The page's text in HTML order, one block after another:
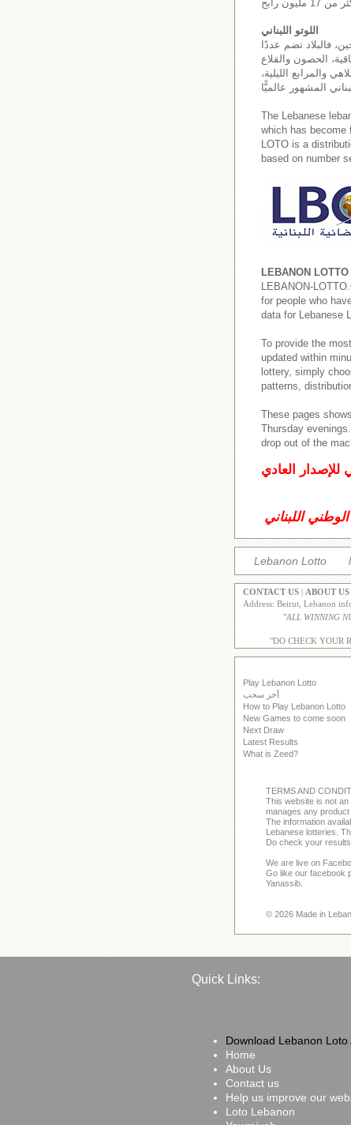
اللوتو اللبناني
فالبلاد تضم عددًا
الحصون والقلاع
والمرابع الليلية،
The Lebanese
which has become
LOTO is a
based on number
LEBANON
LEBANON-
for people who
data for Lebanese
To provide the
updated within
lottery, simply
patterns,
These pages
Thursday
drop out of the
للإصدار العادي
اللبناني
Lebanon Lotto
CONTACT US ABOUT US
Address: Beirut, Lebanon
"
"DO CHECK YOUR
Play Lebanon Lotto
أخر سحب
How to Play Lebanon Lotto
New Games to come soon
Next Draw
Latest Results
What is Zeed?
TERMS AND
This website is not
manages any
The information
Lebanese lotteries.
Do check your
We are live on
Go like our facebook
Yanassib.
© 2026 Made in
Quick Links:
Download Lebanon Loto
Home
About Us
Contact us
Help us improve our
Loto Lebanon